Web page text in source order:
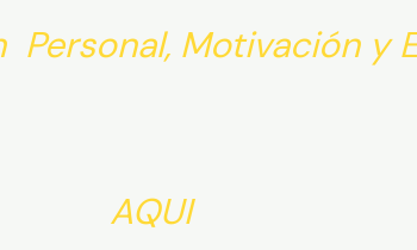
Personal, Motivación y
AQUI